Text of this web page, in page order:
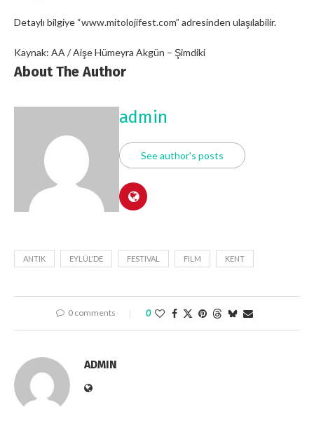
Detaylı bilgiye “www.mitolojifest.com” adresinden ulaşılabilir.
Kaynak: AA / Aişe Hümeyra Akgün – Şimdiki
About The Author
admin
See author's posts
ANTIK EYLÜL'DE FESTIVAL FILM KENT
0 comments 0
ADMIN